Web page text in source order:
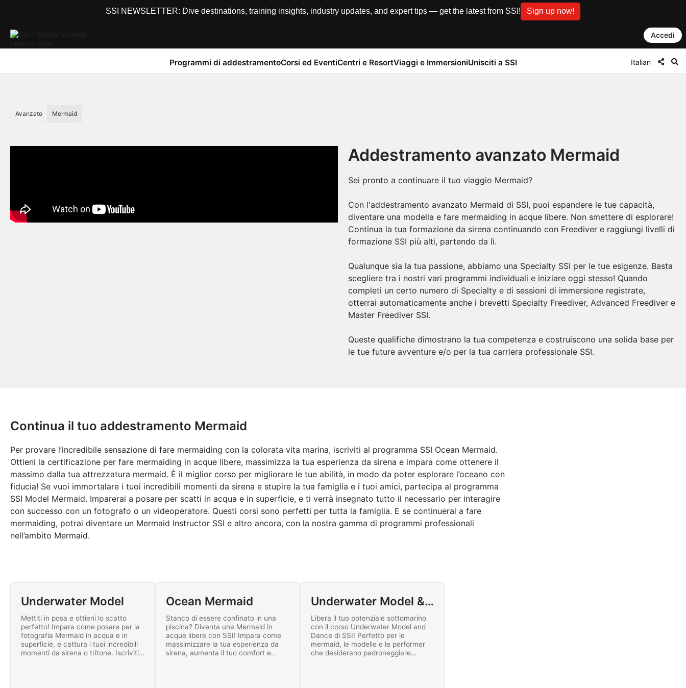
SSI NEWSLETTER: Dive destinations, training insights, industry updates, and expert tips — get the latest from SSI! Sign up now!
Accedi
Programmi di addestramentoCorsi ed EventiCentri e ResortViaggi e ImmersioniUnisciti a SSI Italian
Avanzato Mermaid
Addestramento avanzato Mermaid
Sei pronto a continuare il tuo viaggio Mermaid?
Con l'addestramento avanzato Mermaid di SSI, puoi espandere le tue capacità,
diventare una modella e fare mermaiding in acque libere. Non smettere di esplorare!
Continua la tua formazione da sirena continuando con Freediver e raggiungi livelli di
formazione SSI più alti, partendo da lì.
Qualunque sia la tua passione, abbiamo una Specialty SSI per le tue esigenze. Basta
scegliere tra i nostri vari programmi individuali e iniziare oggi stesso! Quando
completi un certo numero di Specialty e di sessioni di immersione registrate,
otterrai automaticamente anche i brevetti Specialty Freediver, Advanced Freediver e
Master Freediver SSI.
Queste qualifiche dimostrano la tua competenza e costruiscono una solida base per
le tue future avventure e/o per la tua carriera professionale SSI.
Continua il tuo addestramento Mermaid
Per provare l’incredibile sensazione di fare mermaiding con la colorata vita marina, iscriviti al programma SSI Ocean Mermaid.
Ottieni la certificazione per fare mermaiding in acque libere, massimizza la tua esperienza da sirena e impara come ottenere il
massimo dalla tua attrezzatura mermaid. È il miglior corso per migliorare le tue abilità, in modo da poter esplorare l’oceano con
fiducia! Se vuoi immortalare i tuoi incredibili momenti da sirena e stupire la tua famiglia e i tuoi amici, partecipa al programma
SSI Model Mermaid. Imparerai a posare per scatti in acqua e in superficie, e ti verrà insegnato tutto il necessario per interagire
con successo con un fotografo o un videoperatore. Questi corsi sono perfetti per tutta la famiglia. E se continuerai a fare
mermaiding, potrai diventare un Mermaid Instructor SSI e altro ancora, con la nostra gamma di programmi professionali
nell’ambito Mermaid.
Underwater Model
Mettiti in posa e ottieni lo scatto
perfetto! Impara come posare per la
fotografia Mermaid in acqua e in
superficie, e cattura i tuoi incredibili
momenti da sirena o tritone. Iscriviti
Ocean Mermaid
Stanco di essere confinato in una
piscina? Diventa una Mermaid in
acque libere con SSI! Impara come
massimizzare la tua esperienza da
sirena, aumenta il tuo comfort e
Underwater Model & Dance
Libera il tuo potenziale sottomarino
con il corso Underwater Model and
Dance di SSI! Perfetto per le
mermaid, le modelle e le performer
che desiderano padroneggiare